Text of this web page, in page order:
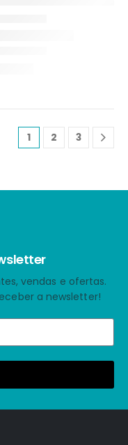
1 2 3
vendas e ofertas.
a newsletter!